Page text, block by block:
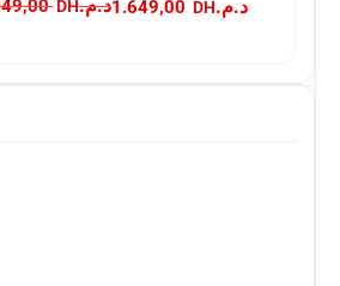
د.م. 1.949,00 د.م.